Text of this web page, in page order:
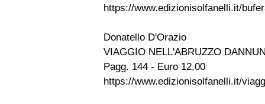
https://www.edizionisolfanelli.it/
Donatello D'Orazio
VIAGGIO NELL'ABRUZZO
Pagg. 144 - Euro 12,00
https://www.edizionisolfanelli.it/